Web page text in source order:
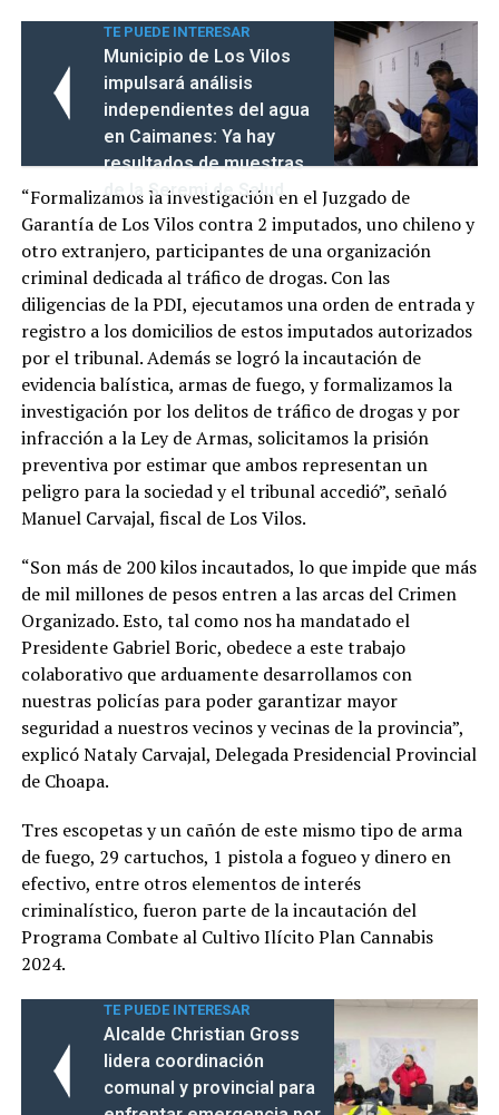
TE PUEDE INTERESAR
Municipio de Los Vilos
impulsará análisis
independientes del agua
en Caimanes: Ya hay
resultados de muestras
de la Seremi de Salud
“Formalizamos la investigación en el Juzgado de
Garantía de Los Vilos contra 2 imputados, uno chileno y
otro extranjero, participantes de una organización
criminal dedicada al tráfico de drogas. Con las
diligencias de la PDI, ejecutamos una orden de entrada y
registro a los domicilios de estos imputados autorizados
por el tribunal. Además se logró la incautación de
evidencia balística, armas de fuego, y formalizamos la
investigación por los delitos de tráfico de drogas y por
infracción a la Ley de Armas, solicitamos la prisión
preventiva por estimar que ambos representan un
peligro para la sociedad y el tribunal accedió”, señaló
Manuel Carvajal, fiscal de Los Vilos.
“Son más de 200 kilos incautados, lo que impide que más
de mil millones de pesos entren a las arcas del Crimen
Organizado. Esto, tal como nos ha mandatado el
Presidente Gabriel Boric, obedece a este trabajo
colaborativo que arduamente desarrollamos con
nuestras policías para poder garantizar mayor
seguridad a nuestros vecinos y vecinas de la provincia”,
explicó Nataly Carvajal, Delegada Presidencial Provincial
de Choapa.
Tres escopetas y un cañón de este mismo tipo de arma
de fuego, 29 cartuchos, 1 pistola a fogueo y dinero en
efectivo, entre otros elementos de interés
criminalístico, fueron parte de la incautación del
Programa Combate al Cultivo Ilícito Plan Cannabis
2024.
TE PUEDE INTERESAR
Alcalde Christian Gross
lidera coordinación
comunal y provincial para